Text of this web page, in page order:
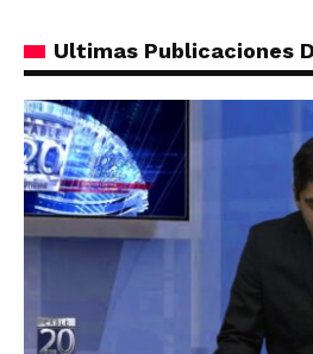
Ultimas Publicaciones